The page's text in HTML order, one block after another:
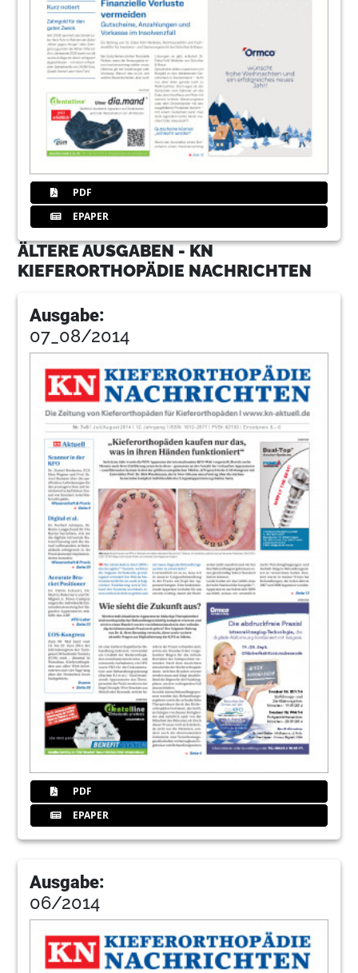
PDF
EPAPER
ÄLTERE AUSGABEN - KN
KIEFERORTHOPÄDIE NACHRICHTEN
Ausgabe:
07_08/2014
PDF
EPAPER
Ausgabe:
06/2014